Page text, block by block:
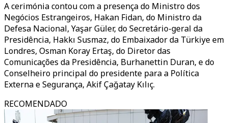
A cerimónia contou com a presença do Ministro dos
Negócios Estrangeiros, Hakan Fidan, do Ministro da
Defesa Nacional, Yaşar Güler, do Secretário-geral da
Presidência, Hakkı Susmaz, do Embaixador da Türkiye em
Londres, Osman Koray Ertaş, do Diretor das
Comunicações da Presidência, Burhanettin Duran, e do
Conselheiro principal do presidente para a Política
Externa e Segurança, Akif Çağatay Kılıç.
RECOMENDADO